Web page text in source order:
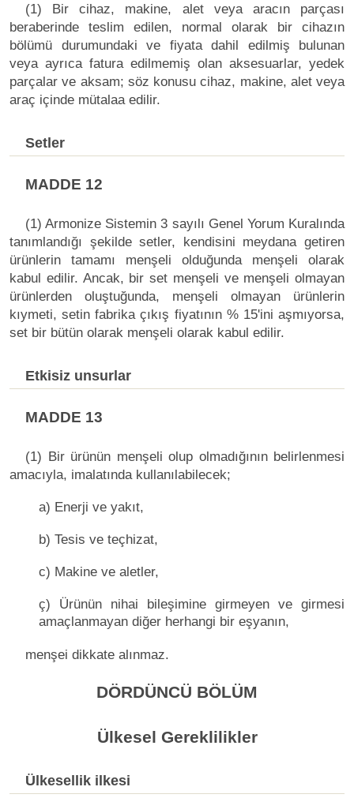
(1) Bir cihaz, makine, alet veya aracın parçası
beraberinde teslim edilen, normal olarak bir cihazın
bölümü durumundaki ve fiyata dahil edilmiş bulunan
veya ayrıca fatura edilmemiş olan aksesuarlar, yedek
parçalar ve aksam; söz konusu cihaz, makine, alet veya
araç içinde mütalaa edilir.
Setler
MADDE 12
(1) Armonize Sistemin 3 sayılı Genel Yorum Kuralında
tanımlandığı şekilde setler, kendisini meydana getiren
ürünlerin tamamı menşeli olduğunda menşeli olarak
kabul edilir. Ancak, bir set menşeli ve menşeli olmayan
ürünlerden oluştuğunda, menşeli olmayan ürünlerin
kıymeti, setin fabrika çıkış fiyatının % 15'ini aşmıyorsa,
set bir bütün olarak menşeli olarak kabul edilir.
Etkisiz unsurlar
MADDE 13
(1) Bir ürünün menşeli olup olmadığının belirlenmesi
amacıyla, imalatında kullanılabilecek;
a) Enerji ve yakıt,
b) Tesis ve teçhizat,
c) Makine ve aletler,
ç) Ürünün nihai bileşimine girmeyen ve girmesi
amaçlanmayan diğer herhangi bir eşyanın,
menşei dikkate alınmaz.
DÖRDÜNCÜ BÖLÜM
Ülkesel Gereklilikler
Ülkesellik ilkesi